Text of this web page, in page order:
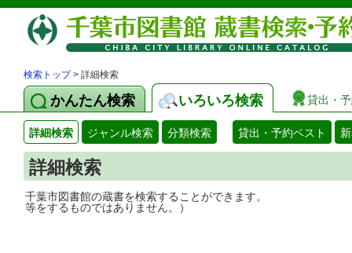
検索トップ> 詳細検索
かんたん検索 いろいろ検索 貸出・
詳細検索 ジャンル検索 分類検索 貸出・予約ベスト
詳細検索
千葉市図書館の蔵書を検索することがで
等をするものではありません。）